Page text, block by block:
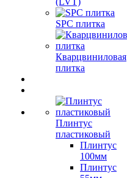
SPC плитка
Кварцвиниловая
плитка
Плинтус
пластиковый
Плинтус
100мм
Плинтус